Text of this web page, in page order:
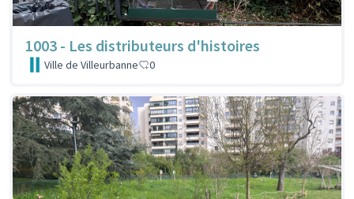
1003 - Les distributeurs d'histoires
Ville de Villeurbanne 0